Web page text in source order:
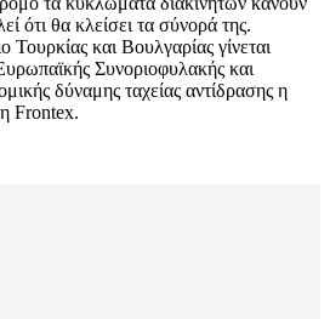
ότι θα κλείσει τα σύνορά της.
και Βουλγαρίας γίνεται
Συνοριοφυλακής και
δύναμης ταχείας αντίδρασης η
Frontex.